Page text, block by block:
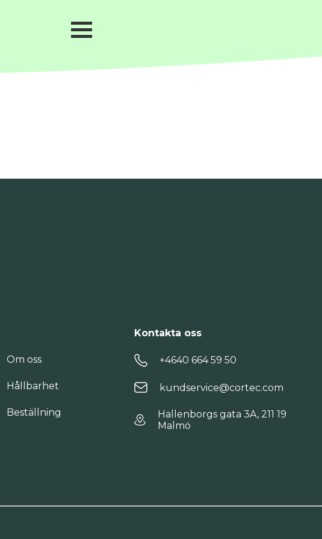
Om oss
Hållbarhet
Beställning
Kontakta oss
+4640 664 59 50
kundservice@cortec.com
Hallenborgs gata 3A, 211 19
Malmö